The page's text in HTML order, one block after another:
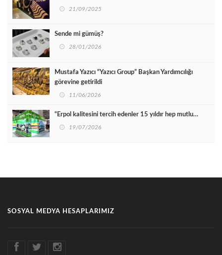
21/09/2025
Sende mi gümüş?
28/01/2026
Mustafa Yazıcı “Yazıcı Group” Başkan Yardımcılığı
görevine getirildi
11/06/2026
“Erpol kalitesini tercih edenler 15 yıldır hep mutlu…
19/07/2026
SOSYAL MEDYA HESAPLARIMIZ